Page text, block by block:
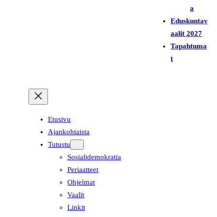
a
Eduskuntav
aalit 2027
Tapahtuma
t
Etusivu
Ajankohtaista
Tutustu
Sosialidemokratia
Periaatteet
Ohjelmat
Vaalit
Linkit